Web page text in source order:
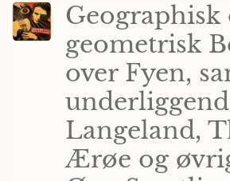
Geographisk
geometrisk
over Fyen,
Langeland,
Ærøe og